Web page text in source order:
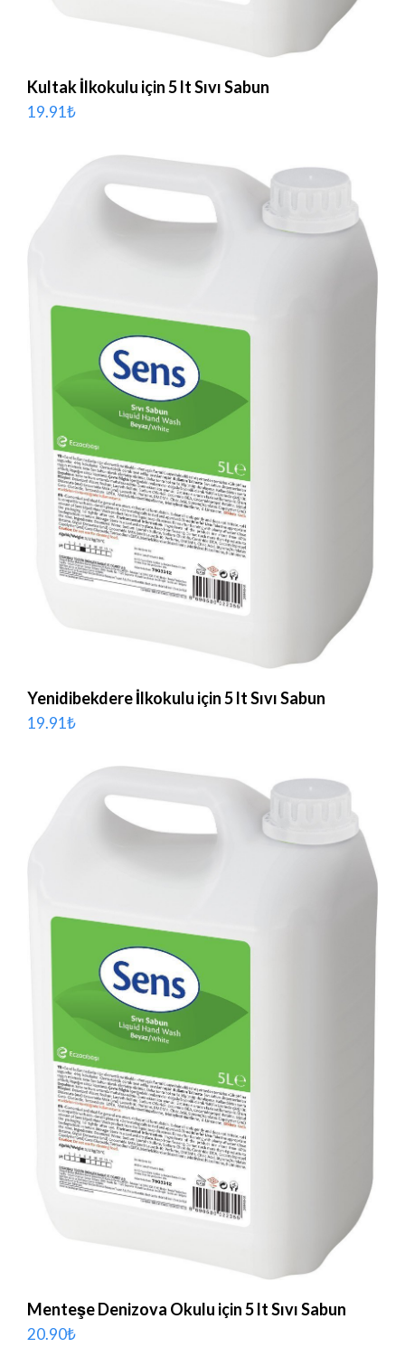
Kultak İlkokulu için 5 lt Sıvı Sabun
19.91₺
Yenidibekdere İlkokulu için 5 lt Sıvı Sabun
19.91₺
Menteşe Denizova Okulu için 5 lt Sıvı Sabun
20.90₺